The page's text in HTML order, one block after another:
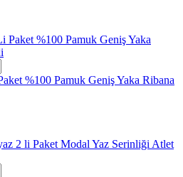
%100 Pamuk Geniş Yaka Ribana